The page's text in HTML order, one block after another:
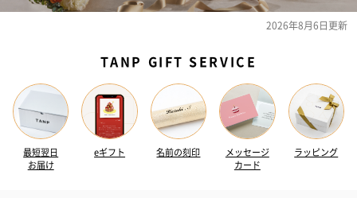
2026年8月6日更新
TANP GIFT SERVICE
最短翌日
お届け
eギフト 名前の刻印
メッセージ
カード
ラッピング